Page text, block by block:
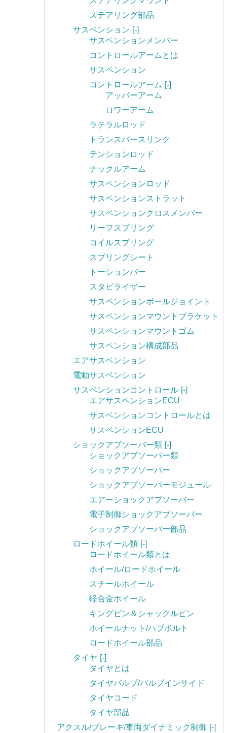
ステアリング部品
サスペンション [-]
サスペンションメンバー
コントロールアームとは
サスペンション
コントロールアーム [-]
アッパーアーム
ロワーアーム
ラテラルロッド
トランスバースリンク
テンションロッド
ナックルアーム
サスペンションロッド
サスペンションストラット
サスペンションクロスメンバー
リーフスプリング
コイルスプリング
スプリングシート
トーションバー
スタビライザー
サスペンションボールジョイント
サスペンションマウントブラケット
サスペンションマウントゴム
サスペンション構成部品
エアサスペンション
電動サスペンション
サスペンションコントロール [-]
エアサスペンションECU
サスペンションコントロールとは
サスペンションECU
ショックアブソーバー類 [-]
ショックアブソーバー類
ショックアブソーバー
ショックアブソーバーモジュール
エアーショックアブソーバー
電子制御ショックアブソーバー
ショックアブソーバー部品
ロードホイール類 [-]
ロードホイール類とは
ホイール/ロードホイール
スチールホイール
軽合金ホイール
キングピン＆シャックルピン
ホイールナット/ハブボルト
ロードホイール部品
タイヤ [-]
タイヤとは
タイヤバルブ/バルブインサイド
タイヤコード
タイヤ部品
アクスル/ブレーキ/車両ダイナミック制御 [-]